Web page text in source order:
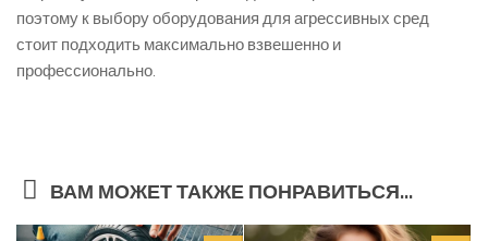
поэтому к выбору оборудования для агрессивных сред
стоит подходить максимально взвешенно и
профессионально.
ВАМ МОЖЕТ ТАКЖЕ ПОНРАВИТЬСЯ...